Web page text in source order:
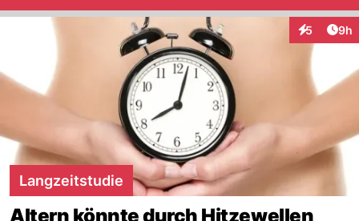
5 9h
Langzeitstudie
Altern könnte durch Hitzewellen